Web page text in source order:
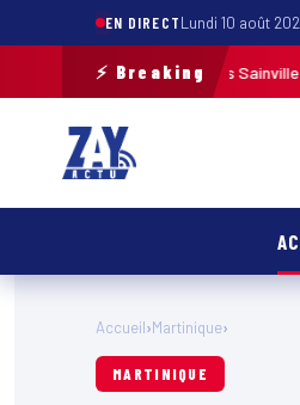
EN DIRECTLundi 10 août
⚡ Breaking
balles aux Terres Sainville à Fort-de-
Accueil›Martinique›
MARTINIQUE